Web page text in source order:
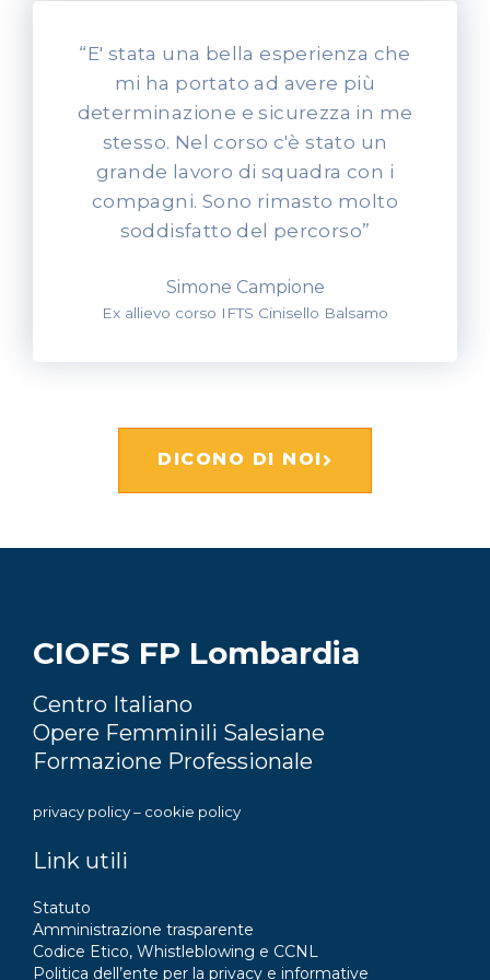
“E' stata una bella esperienza che
mi ha portato ad avere più
determinazione e sicurezza in me
stesso. Nel corso c'è stato un
grande lavoro di squadra con i
compagni. Sono rimasto molto
soddisfatto del percorso”
Simone Campione
Ex allievo corso IFTS Cinisello Balsamo
DICONO DI NOI
CIOFS FP Lombardia
Centro Italiano
Opere Femminili Salesiane
Formazione Professionale
privacy policy– cookie policy
Link utili
Statuto
Amministrazione trasparente
Codice Etico, Whistleblowing e CCNL
Politica dell’ente per la privacy e informative